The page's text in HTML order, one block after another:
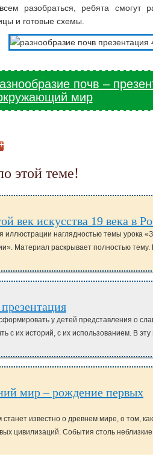
разобраться, ребята смогут
и готовые схемы.
почв –
мир
этой теме!
век искусства 19 века в
иллюстрации наглядностью темы урока
Материал раскрывает полностью тему.
у детей представления о
с их историй, с их использованием. В эту
известно о древнем мире, о том, как
цивилизаций. События столь неблизкие